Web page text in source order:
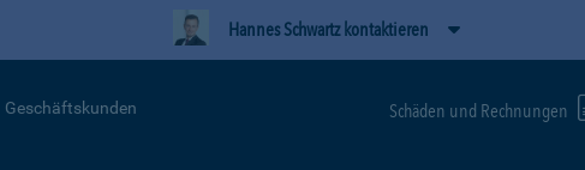
Hannes Schwartz kontaktieren
Geschäftskunden Schäden und Rechnungen